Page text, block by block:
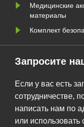
Медицинские
материалы
Комплект
Запросите
Если у вас есть
сотрудничестве,
написать нам по
или